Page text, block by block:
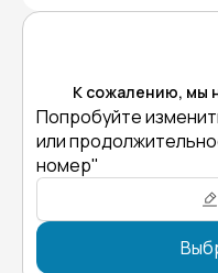
К сожалению, мы
Попробуйте
или
номер"